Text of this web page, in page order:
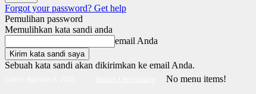
Forgot your password? Get help
Pemulihan password
Memulihkan kata sandi anda
email Anda
Sebuah kata sandi akan dikirimkan ke email Anda.
No menu items!